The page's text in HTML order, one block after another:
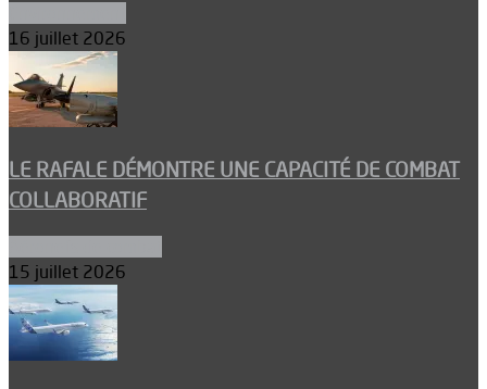
16 juillet 2026
LE RAFALE DÉMONTRE UNE CAPACITÉ DE COMBAT
COLLABORATIF
15 juillet 2026